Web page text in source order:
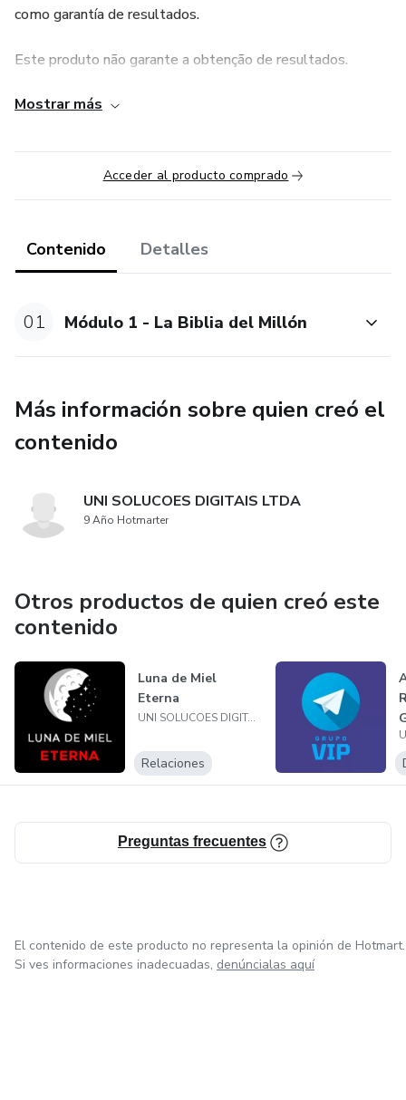
como garantía de resultados.
Este produto não garante a obtenção de resultados.
deve ser interpretada como uma garantia de resultados
Mostrar más
Acceder al producto comprado
Contenido Detalles
01 Módulo 1 - La Biblia del Millón
Más información sobre quien creó el
contenido
UNI SOLUCOES DIGITAIS LTDA
9 Año Hotmarter
Otros productos de quien creó este
contenido
Luna de Miel
Eterna
UNI SOLUCOES DIGITAIS LTDA
Relaciones
Preguntas frecuentes
El contenido de este producto no representa la opinión de Hotmart.
Si ves informaciones inadecuadas, denúncialas aquí